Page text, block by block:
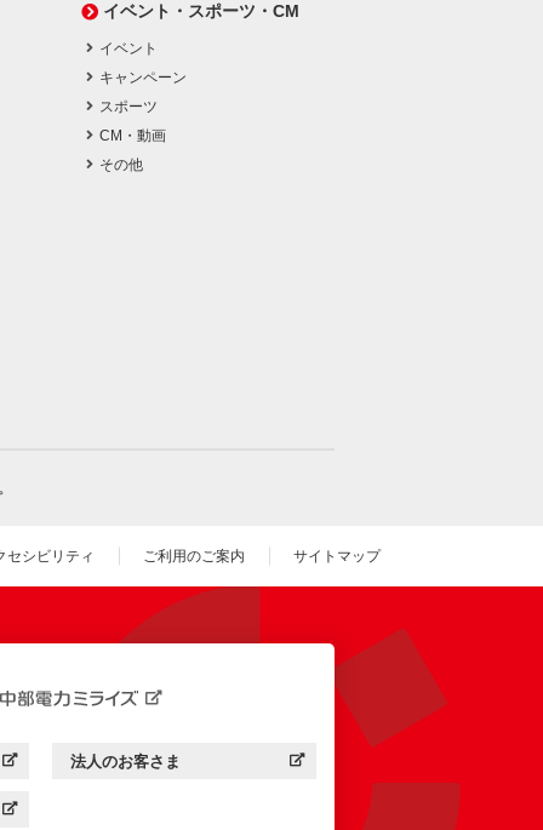
イベント・スポーツ・CM
イベント
キャンペーン
スポーツ
CM・動画
その他
セシビリティ ご利用のご案内 サイトマップ
中部電力ミライズ：
法人のお客さま
（新しいウィンドウを開きます）